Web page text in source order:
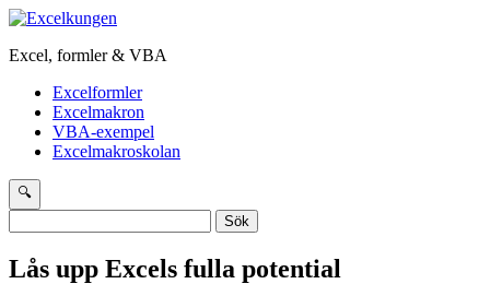
Excel, formler & VBA
Excelformler
Excelmakron
VBA-exempel
Excelmakroskolan
🔍
efter:
Lås upp Excels fulla potential